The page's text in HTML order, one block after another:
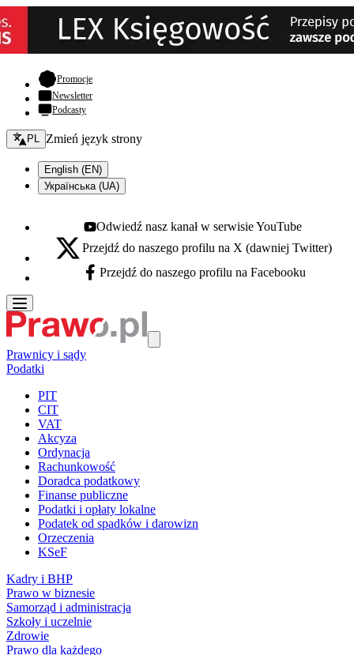
Promocje- otwiera się w nowej karcie
Newsletter
Podcasty
Zmień język - bieżący:
PL Zmień język strony
English (EN)
Українська (UA)
Youtube - otwiera się w nowej karcie
Odwiedź nasz kanał w serwisie YouTube
X - otwiera się w nowej karcie
Przejdź do naszego profilu na X (dawniej Twitter)
Facebook - otwiera się w nowej karcie
Przejdź do naszego profilu na Facebooku
Prawnicy i sądy
Podatki
PIT
CIT
VAT
Akcyza
Ordynacja
Rachunkowość
Doradca podatkowy
Finanse publiczne
Podatki i opłaty lokalne
Podatek od spadków i darowizn
Orzeczenia
KSeF
Kadry i BHP
Prawo w biznesie
Samorząd i administracja
Szkoły i uczelnie
Zdrowie
Prawo dla każdego